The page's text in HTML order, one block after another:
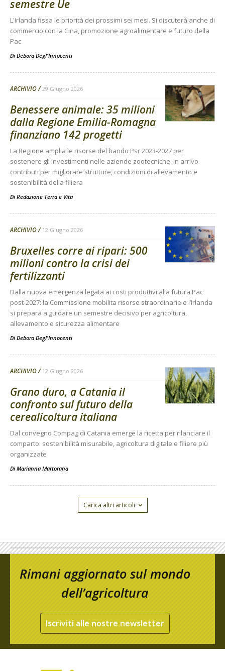
semestre Ue
L'Irlanda fissa le priorità dei prossimi sei mesi. Si discuterà anche di
commercio con la Cina, promozione agroalimentare e futuro della
Pac
Di Debora Degl'Innocenti
ARCHIVIO 29 Giugno 2026
Benessere animale: 35 milioni
dalla Regione Emilia-Romagna
finanziano 142 progetti
La Regione amplia le risorse del bando Psr 2023-2027 per
sostenere gli investimenti nelle aziende zootecniche. In arrivo
contributi per migliorare strutture, condizioni di allevamento e
sostenibilità della filiera
Di Redazione Terra e Vita
ARCHIVIO 12 Giugno 2026
Bruxelles corre ai ripari: 500
milioni contro la crisi dei
fertilizzanti
Dalla nuova emergenza legata ai costi produttivi alla futura Pac
post-2027: la Commissione mobilita risorse straordinarie e l’Irlanda
si prepara a guidare un semestre decisivo per agricoltura,
allevamento e sicurezza alimentare
Di Debora Degl'Innocenti
ARCHIVIO 12 Giugno 2026
Grano duro, a Catania il
confronto sul futuro della
cerealicoltura italiana
Dal convegno Compag di Catania emerge la ricetta per rilanciare il
comparto: sostenibilità misurabile, agricoltura digitale e filiere più
organizzate
Di Marianna Martorana
Carica altri articoli
Rimani aggiornato sul mondo
dell’agricoltura
Iscriviti alle nostre newsletter